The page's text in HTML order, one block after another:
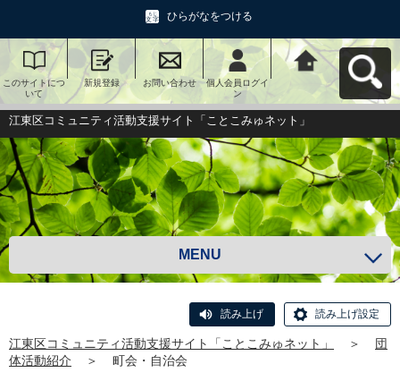
ひらがなをつける
このサイトにつ
いて
新規登録 お問い合わせ
個人会員ログイ
ン
江東区コミュニ
ティ活動支援サ
イト「ことこみ
ゅネット」へ戻
る
江東区コミュニティ活動支援サイト「ことこみゅネット」
MENU
読み上げ 読み上げ設定
江東区コミュニティ活動支援サイト「ことこみゅネット」 ＞
団
体活動紹介
＞ 町会・自治会